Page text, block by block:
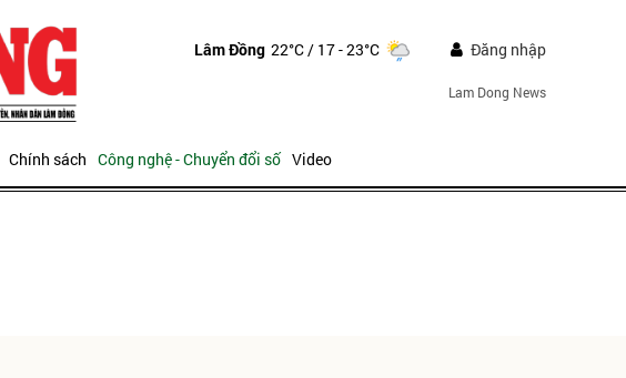
Lâm Đồng 22°C/ 17 - 23°C Đăng nhập
Lam Dong News
Chính sách Công nghệ - Chuyển đổi số Video